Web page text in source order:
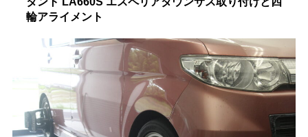
輪アライメント